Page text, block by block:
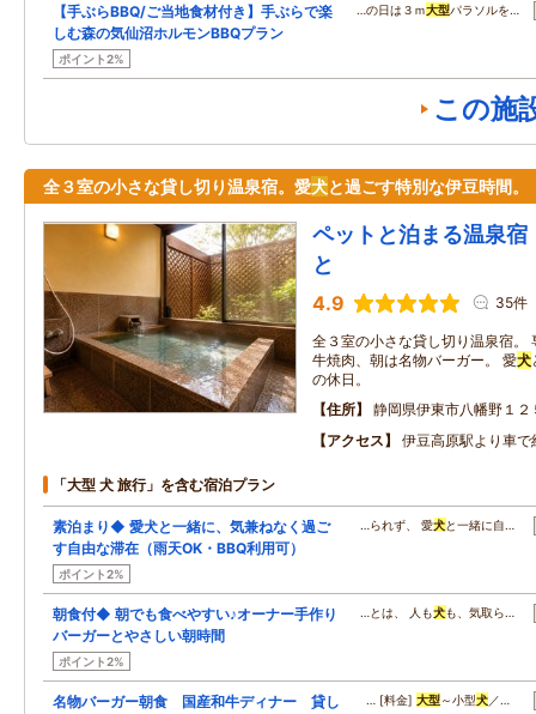
【手ぶらBBQ/ご当地食材付き】手ぶらで楽
しむ森の気仙沼ホルモンBBQプラン
ポイント2%
…の日は３ｍ大型パラソルを…
この施
全３室の小さな貸し切り温泉宿。愛犬と過ごす特別な伊豆時間。
ペットと泊まる温泉
と
4.9 35件
全３室の小さな貸し切り温泉宿。
牛焼肉、朝は名物バーガー。 愛犬
の休日。
住所
静岡県伊東市八幡野１２
アクセス
伊豆高原駅より車で
「大型 犬 旅行」を含む宿泊プラン
素泊まり◆ 愛犬と一緒に、気兼ねなく過ご
す自由な滞在（雨天OK・BBQ利用可）
ポイント2%
…られず、 愛犬と一緒に自…
朝食付◆ 朝でも食べやすい♪オーナー手作り
バーガーとやさしい朝時間
ポイント2%
…とは、 人も犬も、気取ら…
名物バーガー朝食 国産和牛ディナー 貸し … [料金] 大型～小型犬／…